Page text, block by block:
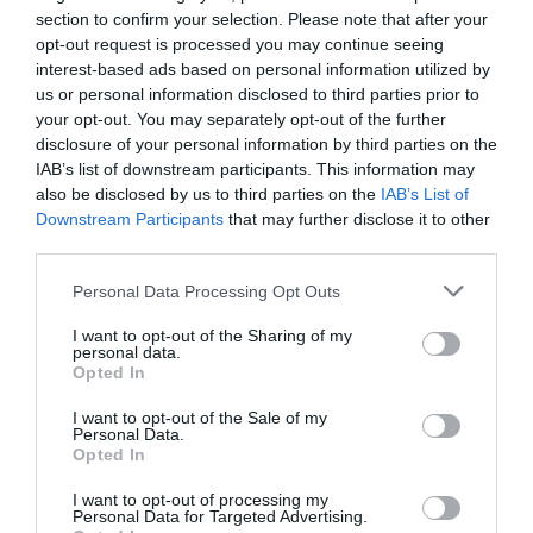
section to confirm your selection. Please note that after your
opt-out request is processed you may continue seeing
interest-based ads based on personal information utilized by
us or personal information disclosed to third parties prior to
your opt-out. You may separately opt-out of the further
disclosure of your personal information by third parties on the
IAB’s list of downstream participants. This information may
also be disclosed by us to third parties on the IAB’s List of
Downstream Participants that may further disclose it to other
Personal Data Processing Opt Outs
I want to opt-out of the Sharing of my
personal data.
Opted In
I want to opt-out of the Sale of my
Personal Data.
Opted In
I want to opt-out of processing my
Personal Data for Targeted Advertising.